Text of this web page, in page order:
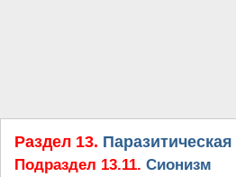
Раздел 13.
Подраздел 13.11. Сионизм